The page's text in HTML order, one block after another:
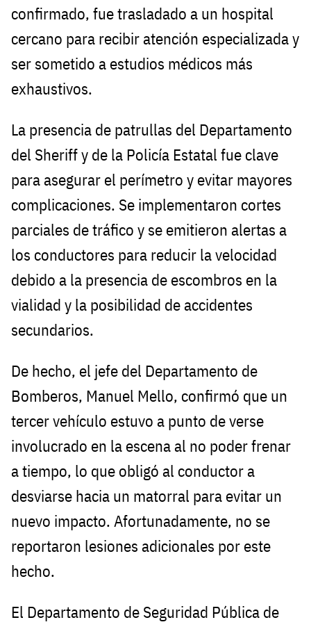
confirmado, fue trasladado a un hospital
cercano para recibir atención especializada y
ser sometido a estudios médicos más
exhaustivos.
La presencia de patrullas del Departamento
del Sheriff y de la Policía Estatal fue clave
para asegurar el perímetro y evitar mayores
complicaciones. Se implementaron cortes
parciales de tráfico y se emitieron alertas a
los conductores para reducir la velocidad
debido a la presencia de escombros en la
vialidad y la posibilidad de accidentes
secundarios.
De hecho, el jefe del Departamento de
Bomberos, Manuel Mello, confirmó que un
tercer vehículo estuvo a punto de verse
involucrado en la escena al no poder frenar
a tiempo, lo que obligó al conductor a
desviarse hacia un matorral para evitar un
nuevo impacto. Afortunadamente, no se
reportaron lesiones adicionales por este
hecho.
El Departamento de Seguridad Pública de